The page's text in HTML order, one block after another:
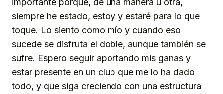
importante porque, de una manera u otra,
siempre he estado, estoy y estaré para lo que
toque. Lo siento como mío y cuando eso
sucede se disfruta el doble, aunque también se
sufre. Espero seguir aportando mis ganas y
estar presente en un club que me lo ha dado
todo, y que siga creciendo con una estructura